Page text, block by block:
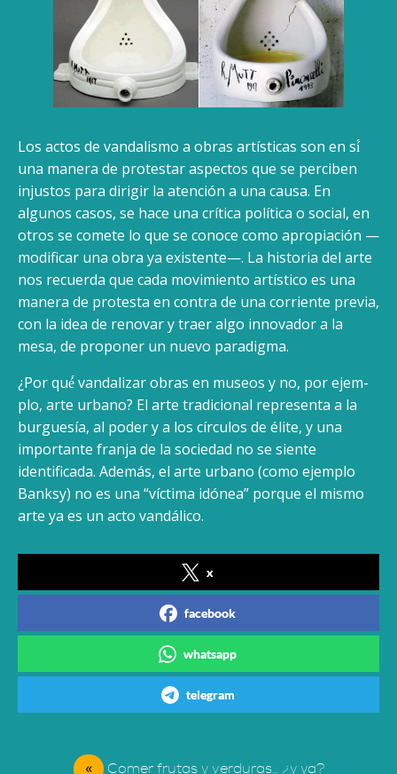
Los actos de vandalismo a obras artísticas son en sí́
una manera de protestar aspectos que se perciben
injustos para dirigir la atención a una causa. En
algunos casos, se hace una crítica política o social, en
otros se comete lo que se conoce como apropiación —
modificar una obra ya existente—. La historia del arte
nos recuerda que cada movimiento artístico es una
manera de protesta en contra de una corriente previa,
con la idea de renovar y traer algo innovador a la
mesa, de proponer un nuevo paradigma.
¿Por qué́ vandalizar obras en museos y no, por ejem­
plo, arte urbano? El arte tradicional representa a la
burguesía, al poder y a los círculos de élite, y una
importante franja de la sociedad no se siente
identificada. Además, el arte urbano (como ejemplo
Banksy) no es una “víctima idónea” porque el mismo
arte ya es un acto vandálico.
x
facebook
whatsapp
telegram
« Comer frutas y verduras… ¿y ya?